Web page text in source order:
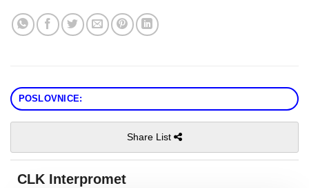
POSLOVNICE:
Share List
CLK Interpromet